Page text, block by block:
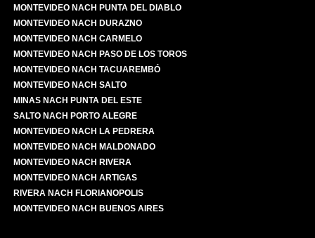
MONTEVIDEO NACH PUNTA DEL DIABLO
MONTEVIDEO NACH DURAZNO
MONTEVIDEO NACH CARMELO
MONTEVIDEO NACH PASO DE LOS TOROS
MONTEVIDEO NACH TACUAREMBÓ
MONTEVIDEO NACH SALTO
MINAS NACH PUNTA DEL ESTE
SALTO NACH PORTO ALEGRE
MONTEVIDEO NACH LA PEDRERA
MONTEVIDEO NACH MALDONADO
MONTEVIDEO NACH RIVERA
MONTEVIDEO NACH ARTIGAS
RIVERA NACH FLORIANOPOLIS
MONTEVIDEO NACH BUENOS AIRES